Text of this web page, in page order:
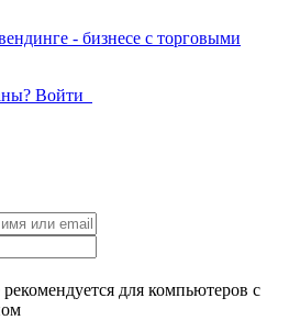
Войти
для компьютеров с